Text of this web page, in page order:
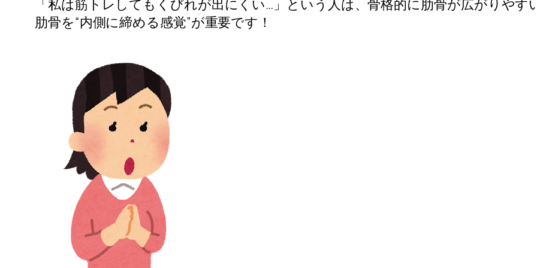
「私は筋トレしてもくびれが出にくい…」という人は、骨格的に肋骨が広がりやす
肋骨を“内側に締める感覚”が重要です！